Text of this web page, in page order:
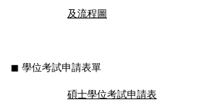
及流程圖
◼︎ 學位考試申請表單
碩士學位考試申請表